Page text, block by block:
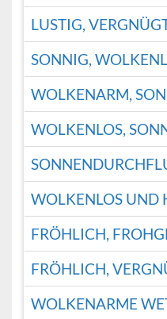
LUSTIG,
SONNIG,
WOLKENARM,
WOLKENLOS,
WOLKENLOS UND
FRÖHLICH,
FRÖHLICH,
WOLKENARME